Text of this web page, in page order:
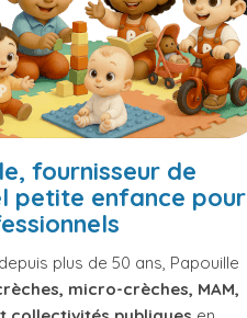
fournisseur de
petite enfance pour
plus de 50 ans, Papouille
micro-crèches, MAM,